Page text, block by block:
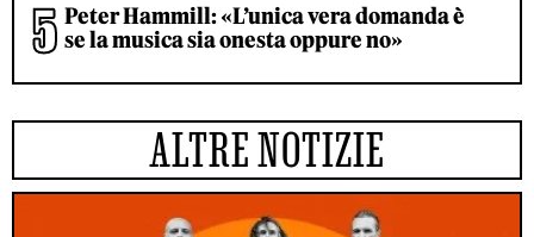
Peter Hammill: «L’unica vera domanda è
se la musica sia onesta oppure no»
ALTRE NOTIZIE